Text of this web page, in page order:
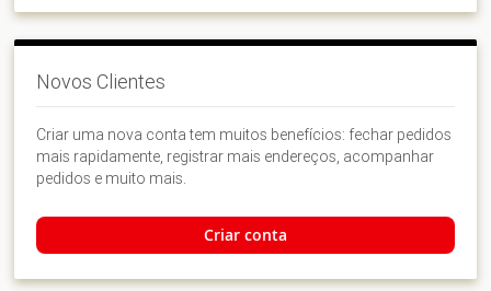
Novos Clientes
Criar uma nova conta tem muitos benefícios: fechar pedidos
mais rapidamente, registrar mais endereços, acompanhar
pedidos e muito mais.
Criar conta